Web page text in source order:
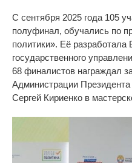
С сентября 2025 года 105
полуфинал, обучались по
политики». Её
государственного
68 финалистов награждал
Администрации
Сергей Кириенко в